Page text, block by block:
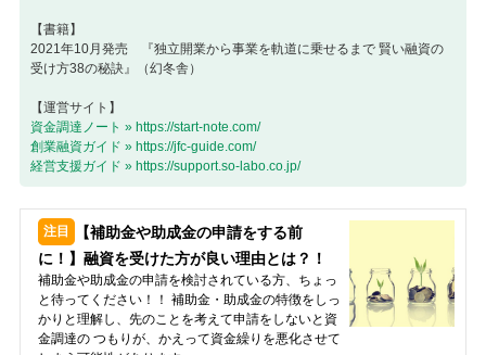
【書籍】
2021年10月発売 『独立開業から事業を軌道に乗せるまで 賢い融資の
受け方38の秘訣』（幻冬舎）
【運営サイト】
資金調達ノート » https://start-note.com/
創業融資ガイド » https://jfc-guide.com/
経営支援ガイド » https://support.so-labo.co.jp/
【補助金や助成金の申請をする前
に！】融資を受けた方が良い理由とは？！
補助金や助成金の申請を検討されている方、ちょっ
と待ってください！！ 補助金・助成金の特徴をしっ
かりと理解し、先のことを考えて申請をしないと資
金調達の つもりが、かえって資金繰りを悪化させて